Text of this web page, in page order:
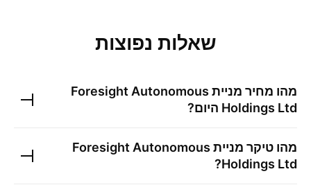
שאלות נפוצות
מהו מחיר מניית Foresight Autonomous
Holdings Ltd היום?
מהו טיקר מניית Foresight Autonomous
Holdings Ltd
?